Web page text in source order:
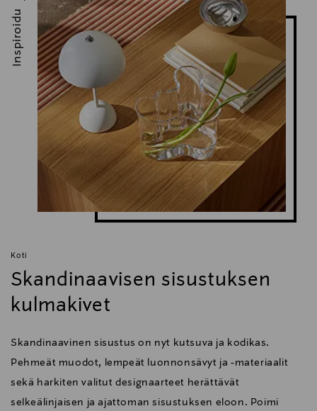
Koti
Skandinaavisen sisustuksen
kulmakivet
Skandinaavinen sisustus on nyt kutsuva ja kodikas.
Pehmeät muodot, lempeät luonnonsävyt ja -materiaalit
sekä harkiten valitut designaarteet herättävät
selkeälinjaisen ja ajattoman sisustuksen eloon. Poimi
Inspiroidu